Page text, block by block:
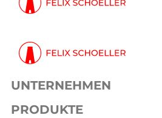
UNTERNEHMEN
PRODUKTE
24. Juni 2022 1 min
Aktualisierung